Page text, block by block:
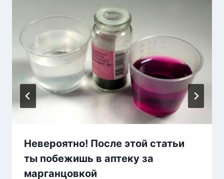
Невероятно! После этой статьи
ты побежишь в аптеку за
марганцовкой